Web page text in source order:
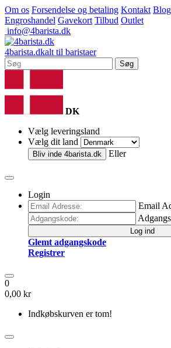
Om os Forsendelse og betaling Kontakt Blog
Engroshandel Gavekort Tilbud Outlet
info@4barista.dk
4barista.dkalt til baristaer
Søg
DK
Vælg leveringsland
Vælg dit land
Bliv inde 4barista.dk Eller
Login
Email
Log ind
Glemt adgangskode
Registrer
0
0,00 kr
Indkøbskurven er tom!